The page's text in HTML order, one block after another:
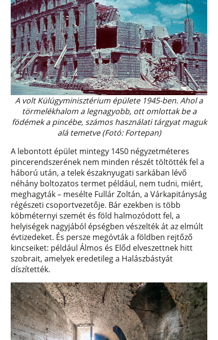
A volt Külügyminisztérium épülete 1945-ben. Ahol a
törmelékhalom a legnagyobb, ott omlottak be a
födémek a pincébe, számos használati tárgyat maguk
alá temetve (Fotó: Fortepan)
A lebontott épület mintegy 1450 négyzetméteres
pincerendszerének nem minden részét töltötték fel a
háború után, a telek északnyugati sarkában lévő
néhány boltozatos termet például, nem tudni, miért,
meghagyták – mesélte Fullár Zoltán, a Várkapitányság
régészeti csoportvezetője. Bár ezekben is több
köbméternyi szemét és föld halmozódott fel, a
helyiségek nagyjából épségben vészelték át az elmúlt
évtizedeket. És persze megóvták a földben rejtőző
kincseiket: például Álmos és Előd elveszettnek hitt
szobrait, amelyek eredetileg a Halászbástyát
díszítették.